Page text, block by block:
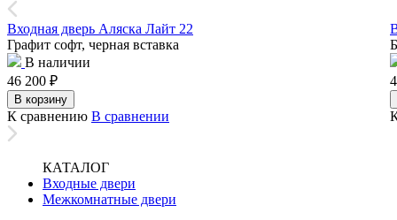
Входная дверь Аляска Лайт 22
Графит софт, черная вставка
В наличии
46 200 ₽
В корзину
К сравнению В сравнении
КАТАЛОГ
Входные двери
Межкомнатные двери